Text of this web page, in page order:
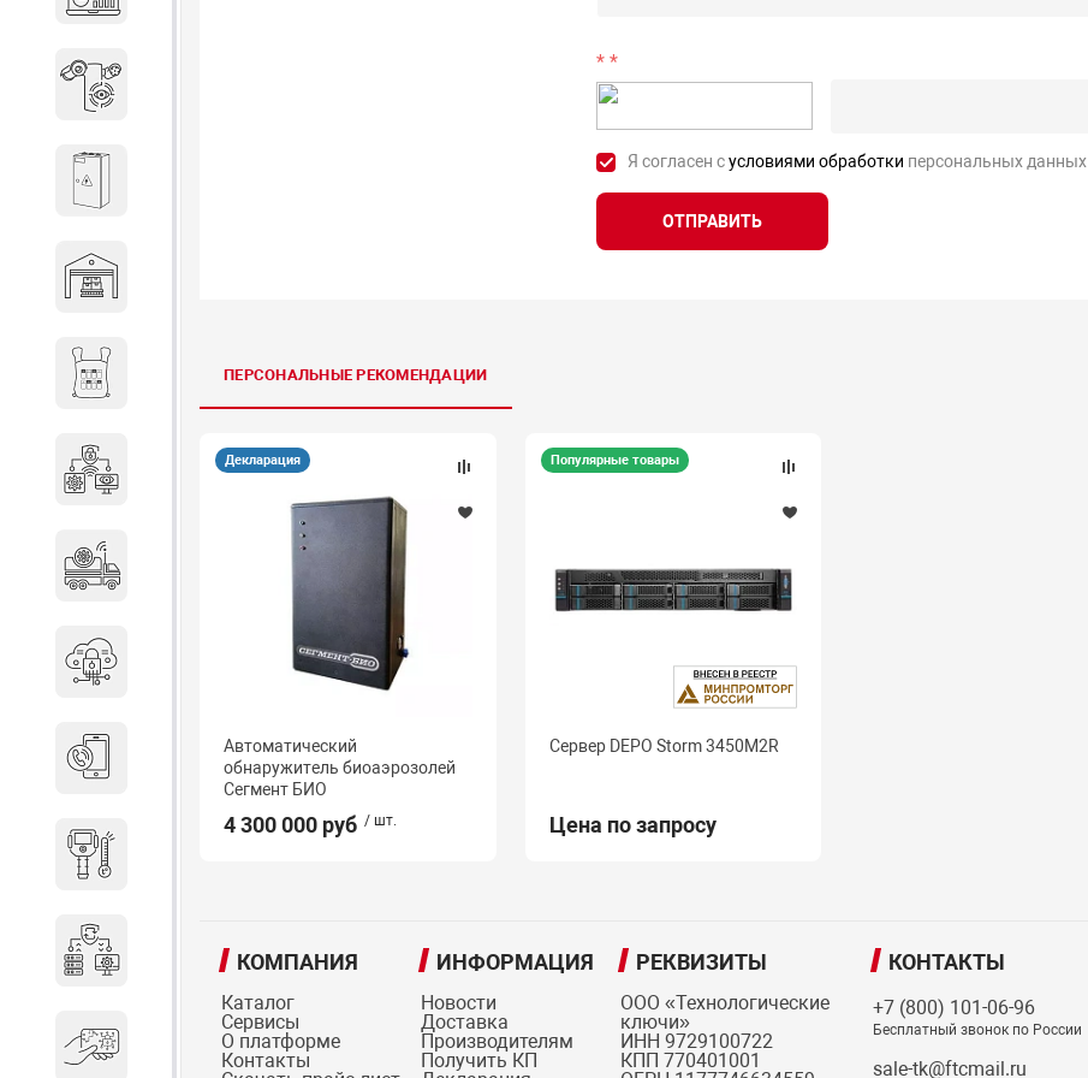
Снаряжение и экипировка
Специальная техника
Средства защиты информации
Телефония
Технические средства охраны
Электронные ключи
*
Я согласен сусловиями обработки персональных данных
ОТПРАВИТЬ
ПЕРСОНАЛЬНЫЕ РЕКОМЕНДАЦИИ
Декларация
Автоматический
обнаружитель биоаэрозолей
Сегмент БИО
4 300 000 руб / шт.
Популярные товары
Сервер DEPO Storm 3450M2R
Цена по запросу
КОМПАНИЯ
Каталог
Сервисы
О платформе
Контакты
ИНФОРМАЦИЯ
Новости
Доставка
Производителям
Получить КП
РЕКВИЗИТЫ
ООО «Технологические
ключи»
ИНН 9729100722
КПП 770401001
КОНТАКТЫ
+7 (800) 101-06-96
Бесплатный звонок по России
sale-tk@ftcmail.ru